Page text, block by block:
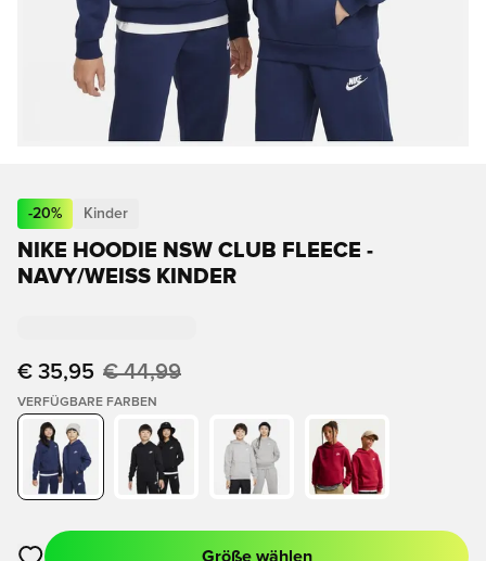
-20% Kinder
NIKE HOODIE NSW CLUB FLEECE -
NAVY/WEISS KINDER
€ 35,95 € 44,99
VERFÜGBARE FARBEN
Größe wählen